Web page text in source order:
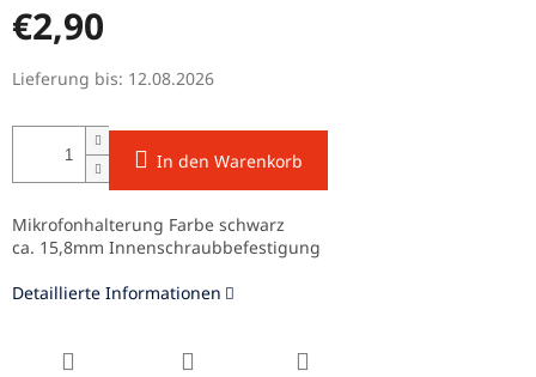
€2,90
Verkaufspreis:
Lieferung bis: 12.08.2026
In den Warenkorb
Mikrofonhalterung Farbe schwarz
ca. 15,8mm Innenschraubbefestigung
Detaillierte Informationen